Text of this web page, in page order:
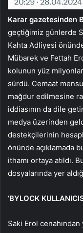
Karar gazetesinden
geçtiğimiz günlerde
Kahta Adliyesi
Mübarek ve Fettah
kolunun yüz
sürdü. Cemaat
mağdur edilmesine
iddiasının da dile
medya üzerinden
destekçilerinin
önünde açıklamada
ithamı ortaya atıldı.
dosyalarında yer
‘BYLOCK
Saki Erol